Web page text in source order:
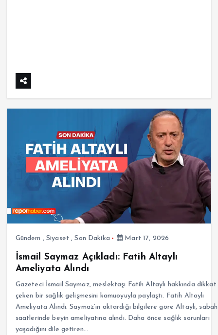
Gündem , Siyaset ,Son Dakika Mart 17, 2026
İsmail Saymaz Açıkladı: Fatih Altaylı
Ameliyata Alındı
Gazeteci İsmail Saymaz, meslektaşı Fatih Altaylı hakkında dikkat
çeken bir sağlık gelişmesini kamuoyuyla paylaştı. Fatih Altaylı
Ameliyata Alındı. Saymaz’ın aktardığı bilgilere göre Altaylı, sabah
saatlerinde beyin ameliyatına alındı. Daha önce sağlık sorunları
yaşadığını dile getiren…